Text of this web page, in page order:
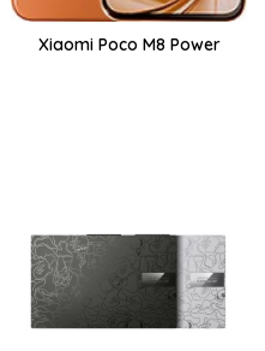
Xiaomi Poco M8 Power